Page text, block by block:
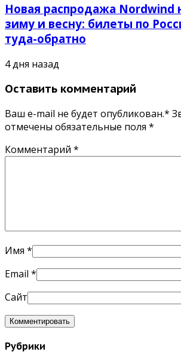
Новая распродажа Nordwind
зиму и весну: билеты по
туда-обратно
4 дня назад
Оставить комментарий
Ваш e-mail не будет опубликован.*
отмечены обязательные поля *
Комментарий *
Имя *
Email *
Сайт
Рубрики